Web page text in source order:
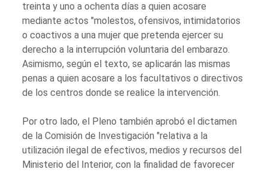
treinta y uno a ochenta días a quien acosare
mediante actos "molestos, ofensivos, intimidatorios
o coactivos a una mujer que pretenda ejercer su
derecho a la interrupción voluntaria del embarazo.
Asimismo, según el texto, se aplicarán las mismas
penas a quien acosare a los facultativos o directivos
de los centros donde se realice la intervención.
Por otro lado, el Pleno también aprobó el dictamen
de la Comisión de Investigación "relativa a la
utilización ilegal de efectivos, medios y recursos del
Ministerio del Interior, con la finalidad de favorecer